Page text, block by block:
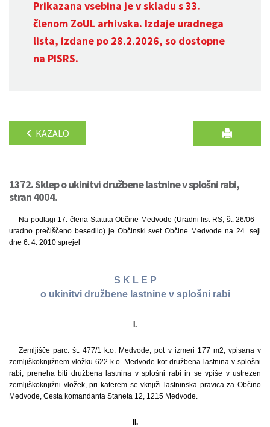
Prikazana vsebina je v skladu s 33.
členom ZoUL arhivska. Izdaje uradnega
lista, izdane po 28.2.2026, so dostopne
na PISRS.
KAZALO
1372. Sklep o ukinitvi družbene lastnine v splošni rabi,
stran 4004.
Na podlagi 17. člena Statuta Občine Medvode (Uradni list RS, št. 26/06 –
uradno prečiščeno besedilo) je Občinski svet Občine Medvode na 24. seji
dne 6. 4. 2010 sprejel
S K L E P
o ukinitvi družbene lastnine v splošni rabi
I.
Zemljišče parc. št. 477/1 k.o. Medvode, pot v izmeri 177 m2, vpisana v
zemljiškoknjižnem vložku 622 k.o. Medvode kot družbena lastnina v splošni
rabi, preneha biti družbena lastnina v splošni rabi in se vpiše v ustrezen
zemljiškoknjižni vložek, pri katerem se vknjiži lastninska pravica za Občino
Medvode, Cesta komandanta Staneta 12, 1215 Medvode.
II.